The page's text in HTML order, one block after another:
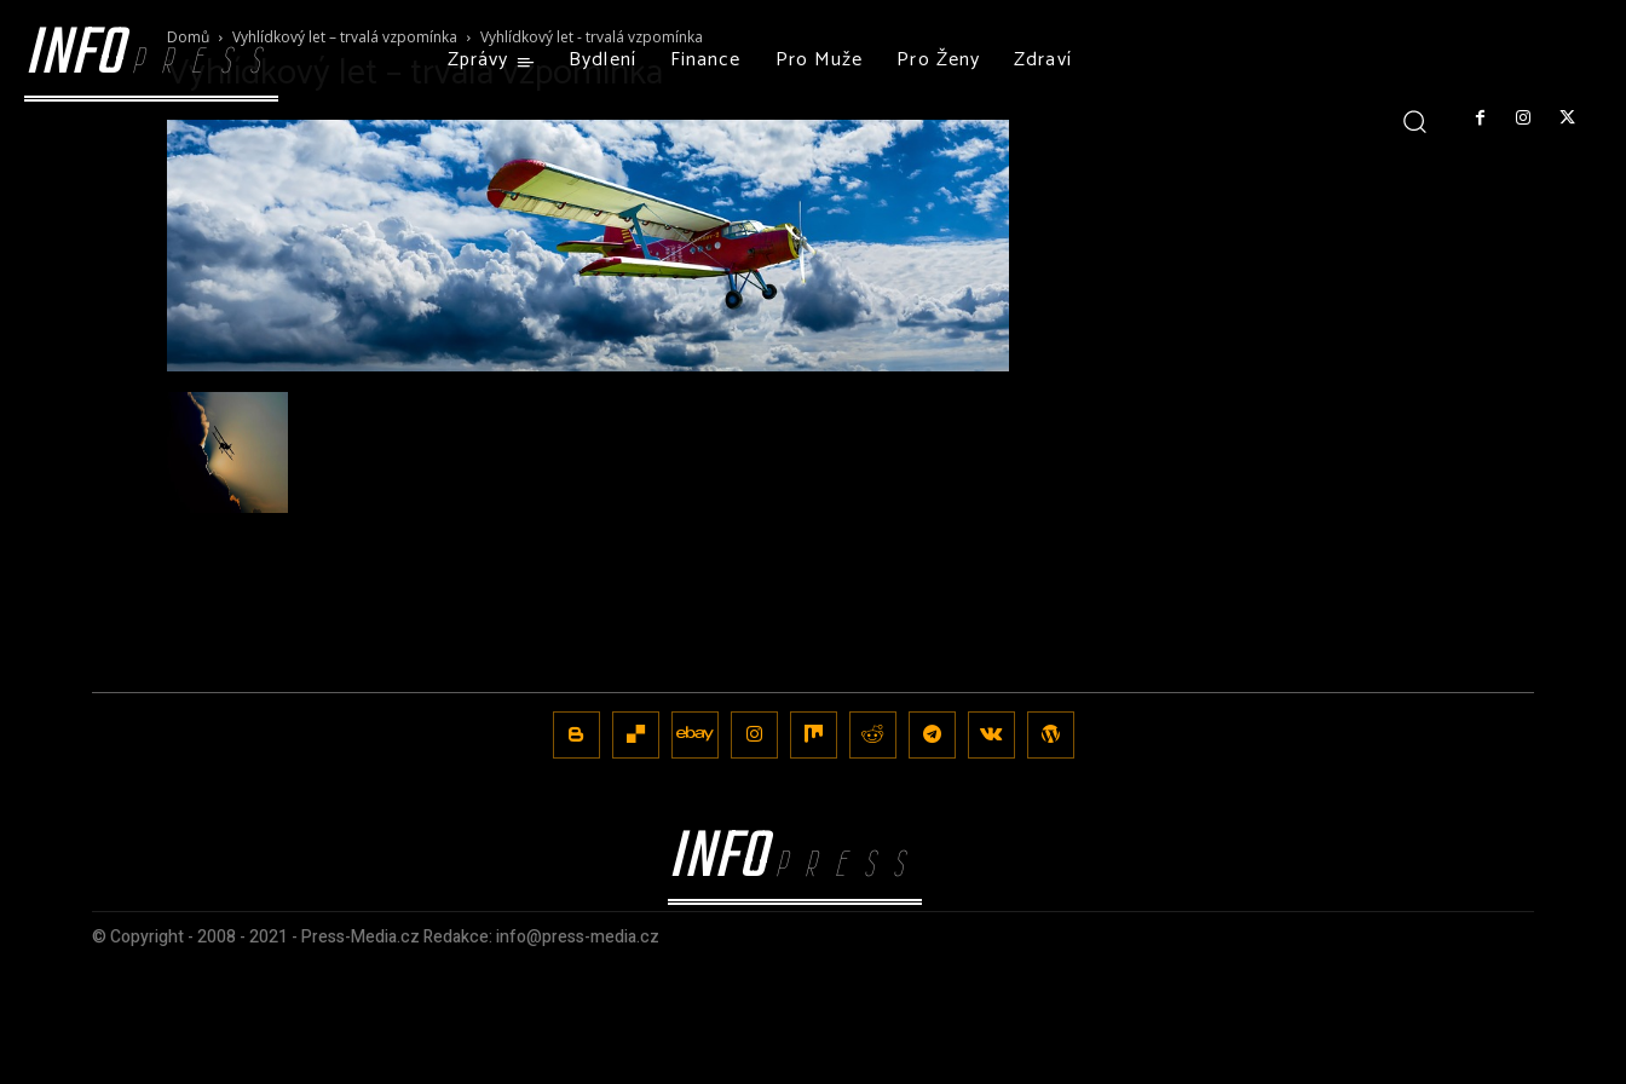
INFO PRESS Zprávy Bydlení Finance Pro Muže Pro Ženy Zdraví
Domů Vyhlídkový let – trvalá vzpomínka Vyhlídkový let - trvalá vzpomínka
Vyhlídkový let – trvalá vzpomínka
INFO PRESS
© Copyright - 2008 - 2021 - Press-Media.cz Redakce: info@press-media.cz